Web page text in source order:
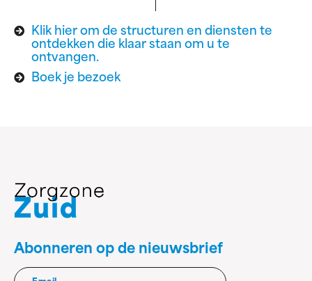
Klik hier om de structuren en diensten te
ontdekken die klaar staan om u te
ontvangen.
Boek je bezoek
Abonneren op de nieuwsbrief